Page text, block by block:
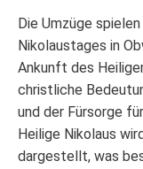
Die Umzüge
Nikolaustages in
Ankunft des
christliche
und der Fürsorge
Heilige Nikolaus
dargestellt, was